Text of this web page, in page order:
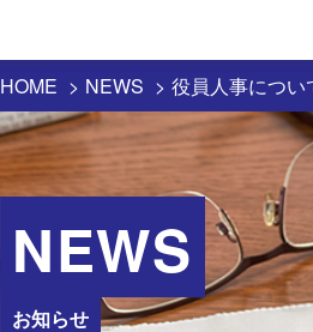
HOME NEWS 役員人事につい
NEWS
お知らせ